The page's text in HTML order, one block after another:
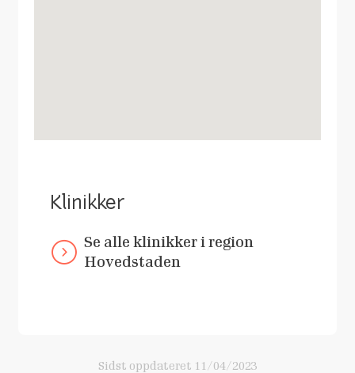
Klinikker
Se alle klinikker i region
Hovedstaden
Sidst oppdateret 11/04/2023